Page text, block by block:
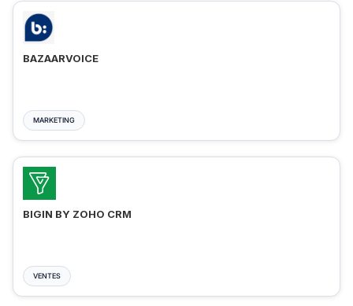
BAZAARVOICE
MARKETING
BIGIN BY ZOHO CRM
VENTES